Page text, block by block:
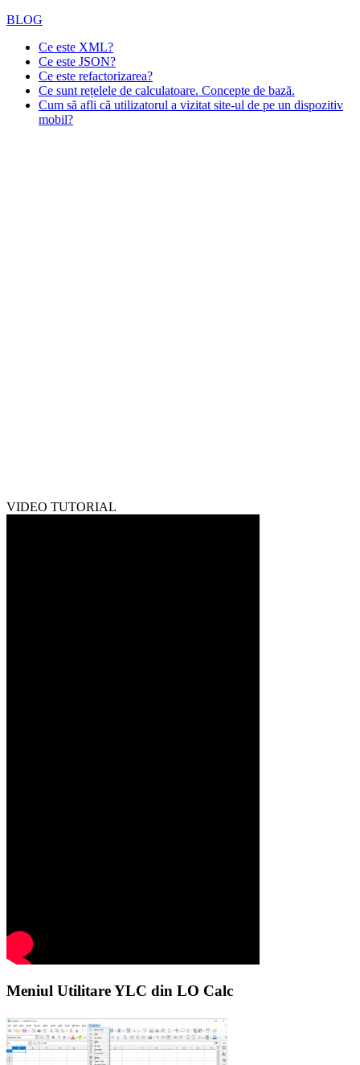
BLOG
Ce este XML?
Ce este JSON?
Ce este refactorizarea?
Ce sunt rețelele de calculatoare. Concepte de bază.
Cum să afli că utilizatorul a vizitat site-ul de pe un dispozitiv
mobil?
VIDEO TUTORIAL
Meniul Utilitare YLC din LO Calc